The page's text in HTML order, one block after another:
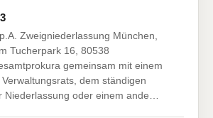
Zweigniederlassung München,
Tucherpark 16, 80538
gemeinsam mit einem
dem ständigen
Niederlassung oder einem ande…